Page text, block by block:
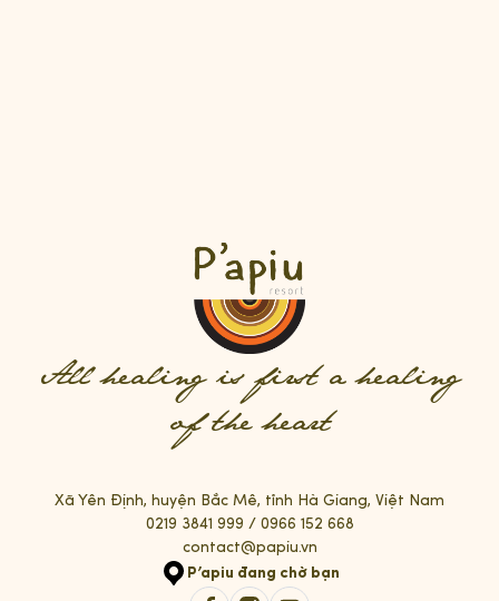
All healing is first a healing
of the heart
Xã Yên Định, huyện Bắc Mê, tỉnh Hà Giang, Việt Nam
0219 3841 999 / 0966 152 668
contact@papiu.vn
P’apiu đang chờ bạn